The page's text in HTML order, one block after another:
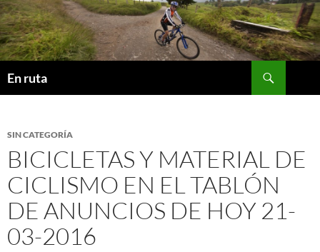
Saltar
al
contenido
En ruta
SIN CATEGORÍA
BICICLETAS Y MATERIAL DE
CICLISMO EN EL TABLÓN
DE ANUNCIOS DE HOY 21-
03-2016